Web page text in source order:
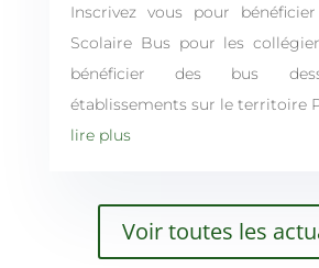
Inscrivez vous pour
Scolaire Bus pour les
bénéficier des bus
établissements sur le territoire
lire plus
Voir toutes les